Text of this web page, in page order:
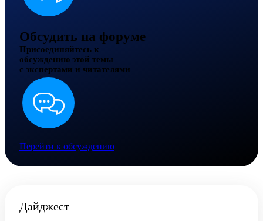
Обсудить на форуме
Присоединяйтесь к
обсуждению этой темы
с экспертами и читателями
Перейти к обсуждению
Дайджест